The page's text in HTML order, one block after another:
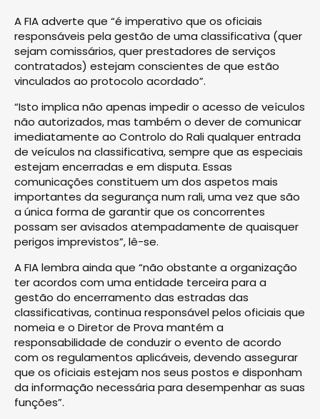
A FIA adverte que “é imperativo que os oficiais
responsáveis pela gestão de uma classificativa (quer
sejam comissários, quer prestadores de serviços
contratados) estejam conscientes de que estão
vinculados ao protocolo acordado”.
“Isto implica não apenas impedir o acesso de veículos
não autorizados, mas também o dever de comunicar
imediatamente ao Controlo do Rali qualquer entrada
de veículos na classificativa, sempre que as especiais
estejam encerradas e em disputa. Essas
comunicações constituem um dos aspetos mais
importantes da segurança num rali, uma vez que são
a única forma de garantir que os concorrentes
possam ser avisados atempadamente de quaisquer
perigos imprevistos”, lê-se.
A FIA lembra ainda que “não obstante a organização
ter acordos com uma entidade terceira para a
gestão do encerramento das estradas das
classificativas, continua responsável pelos oficiais que
nomeia e o Diretor de Prova mantém a
responsabilidade de conduzir o evento de acordo
com os regulamentos aplicáveis, devendo assegurar
que os oficiais estejam nos seus postos e disponham
da informação necessária para desempenhar as suas
funções”.